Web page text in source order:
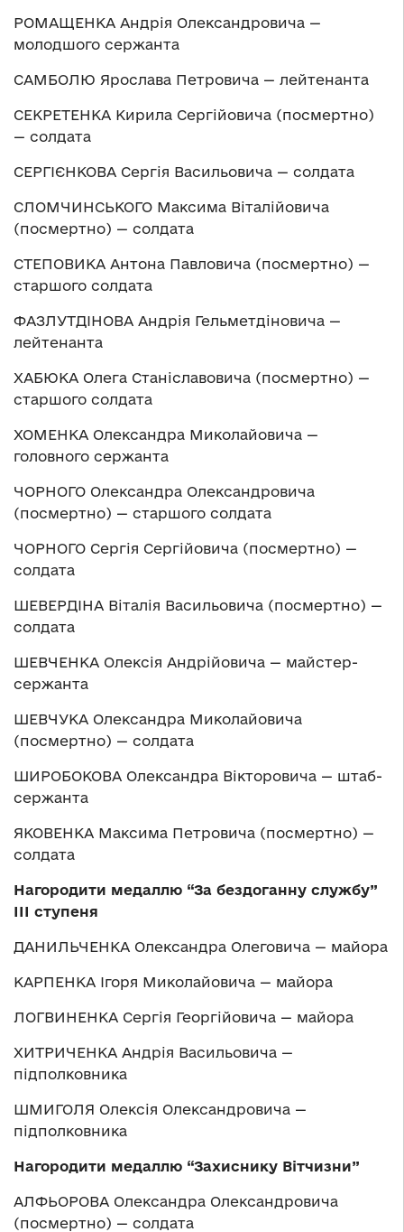
РОМАЩЕНКА Андрія Олександровича —
молодшого сержанта
САМБОЛЮ Ярослава Петровича — лейтенанта
СЕКРЕТЕНКА Кирила Сергійовича (посмертно)
— солдата
СЕРГІЄНКОВА Сергія Васильовича — солдата
СЛОМЧИНСЬКОГО Максима Віталійовича
(посмертно) — солдата
СТЕПОВИКА Антона Павловича (посмертно) —
старшого солдата
ФАЗЛУТДІНОВА Андрія Гельметдіновича —
лейтенанта
ХАБЮКА Олега Станіславовича (посмертно) —
старшого солдата
ХОМЕНКА Олександра Миколайовича —
головного сержанта
ЧОРНОГО Олександра Олександровича
(посмертно) — старшого солдата
ЧОРНОГО Сергія Сергійовича (посмертно) —
солдата
ШЕВЕРДІНА Віталія Васильовича (посмертно) —
солдата
ШЕВЧЕНКА Олексія Андрійовича — майстер-
сержанта
ШЕВЧУКА Олександра Миколайовича
(посмертно) — солдата
ШИРОБОКОВА Олександра Вікторовича — штаб-
сержанта
ЯКОВЕНКА Максима Петровича (посмертно) —
солдата
Нагородити медаллю “За бездоганну службу”
ІІІ ступеня
ДАНИЛЬЧЕНКА Олександра Олеговича — майора
КАРПЕНКА Ігоря Миколайовича — майора
ЛОГВИНЕНКА Сергія Георгійовича — майора
ХИТРИЧЕНКА Андрія Васильовича —
підполковника
ШМИГОЛЯ Олексія Олександровича —
підполковника
Нагородити медаллю “Захиснику Вітчизни”
АЛФЬОРОВА Олександра Олександровича
(посмертно) — солдата